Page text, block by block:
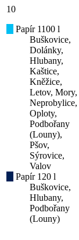
10
Papír 1100 l
Buškovice,
Dolánky,
Hlubany,
Kaštice,
Kněžice,
Letov, Mory,
Neprobylice,
Oploty,
Podbořany
(Louny),
Pšov,
Sýrovice,
Valov
Papír 120 l
Buškovice,
Hlubany,
Podbořany
(Louny)